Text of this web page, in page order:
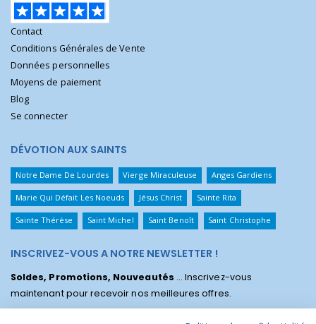
Contact
Conditions Générales de Vente
Données personnelles
Moyens de paiement
Blog
Se connecter
DÉVOTION AUX SAINTS
Notre Dame De Lourdes Vierge Miraculeuse Anges Gardiens
Marie Qui Défait Les Noeuds Jésus Christ Sainte Rita
Sainte Thérèse Saint Michel Saint Benoît Saint Christophe
INSCRIVEZ-VOUS A NOTRE NEWSLETTER !
Soldes, Promotions, Nouveautés ... Inscrivez-vous
maintenant pour recevoir nos meilleures offres.